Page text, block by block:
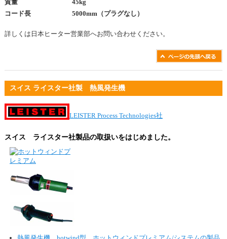
質量 45kg
コード長 5000mm（プラグなし）
詳しくは日本ヒーター営業部へお問い合わせください。
スイス ライスター社製 熱風発生機
LEISTER Process Technologies社
スイス ライスター社製品の取扱いをはじめました。